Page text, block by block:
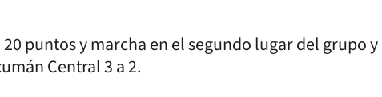
puntos y marcha en el segundo lugar del grupo y
Central 3 a 2.